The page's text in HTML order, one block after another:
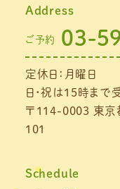
Address
ご予約 03-
定休日：月曜日
日・祝は15時まで
〒114-0003 東京
101
Schedule